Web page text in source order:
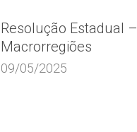
Resolução Estadual –
Macrorregiões
09/05/2025